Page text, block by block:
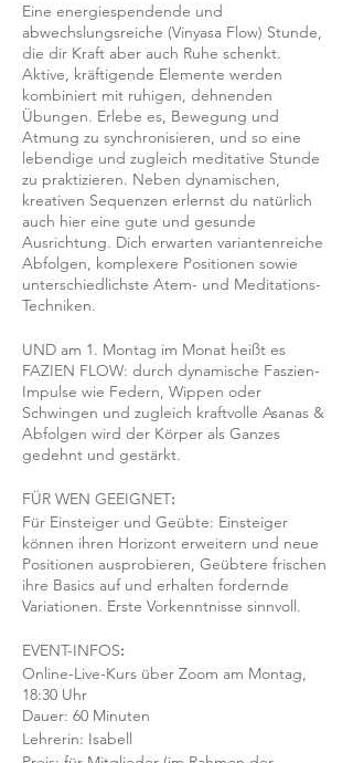
Eine energiespendende und
abwechslungsreiche (Vinyasa Flow) Stunde,
die dir Kraft aber auch Ruhe schenkt.
Aktive, kräftigende Elemente werden
kombiniert mit ruhigen, dehnenden
Übungen. Erlebe es, Bewegung und
Atmung zu synchronisieren, und so eine
lebendige und zugleich meditative Stunde
zu praktizieren. Neben dynamischen,
kreativen Sequenzen erlernst du natürlich
auch hier eine gute und gesunde
Ausrichtung. Dich erwarten variantenreiche
Abfolgen, komplexere Positionen sowie
unterschiedlichste Atem- und Meditations-
Techniken.
UND am 1. Montag im Monat heißt es
FAZIEN FLOW: durch dynamische Faszien-
Impulse wie Federn, Wippen oder
Schwingen und zugleich kraftvolle Asanas &
Abfolgen wird der Körper als Ganzes
gedehnt und gestärkt.
FÜR WEN GEEIGNET:
Für Einsteiger und Geübte: Einsteiger
können ihren Horizont erweitern und neue
Positionen ausprobieren, Geübtere frischen
ihre Basics auf und erhalten fordernde
Variationen. Erste Vorkenntnisse sinnvoll.
EVENT-INFOS:
Online-Live-Kurs über Zoom am Montag,
18:30 Uhr
Dauer: 60 Minuten
Lehrerin: Isabell